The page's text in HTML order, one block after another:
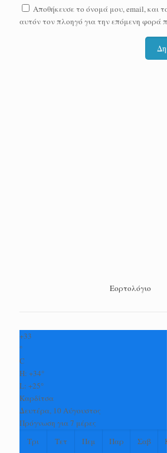
Αποθήκευσε το όνομά μου, email, και
αυτόν τον πλοηγό για την επόμενη φορά
Εορτολόγιο
+33
°
C
H: +34°
L: +25°
Καρδίτσα
Δευτέρα, 10 Αύγουστος
Πρόγνωση για 7 μέρες
Τρι
Τετ Πεμ Παρ Σαβ